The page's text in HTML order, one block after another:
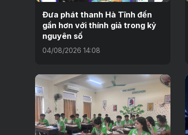
Đưa phát thanh Hà Tĩnh đến
gần hơn với thính giả trong kỷ
nguyên số
04/08/2026 14:08